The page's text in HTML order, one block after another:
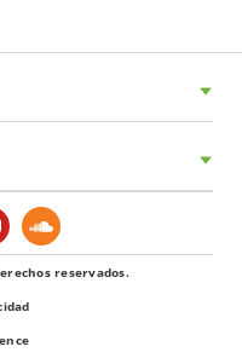
reservados.